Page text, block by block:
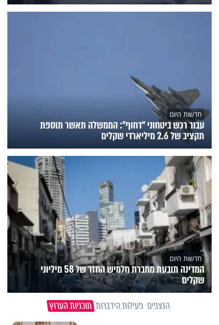
חדשות היום
עבור רכש ביטחוני "דחוף": הממשלה תאשר תוספת
תקציב של 2.6 מיליארדי שקלים
חדשות היום
המדינה תובעת מחברת חלמיש החזר של 58 מיליוני
שקלים
הנצפים פעילות הידברות תוכניות הערוץ